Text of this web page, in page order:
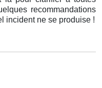
recommandations
incident ne se produise !